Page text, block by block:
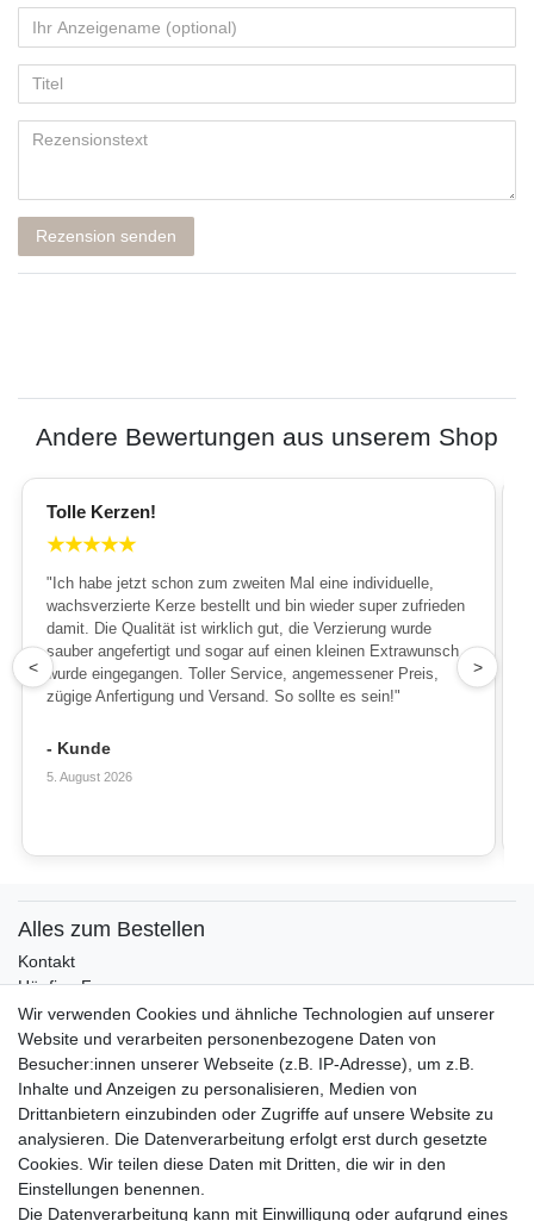
Rezension senden
Andere Bewertungen aus unserem Shop
Tolle Kerzen!
★★★★★
"Ich habe jetzt schon zum zweiten Mal eine individuelle,
wachsverzierte Kerze bestellt und bin wieder super zufrieden
damit. Die Qualität ist wirklich gut, die Verzierung wurde
sauber angefertigt und sogar auf einen kleinen Extrawunsch
wurde eingegangen. Toller Service, angemessener Preis,
zügige Anfertigung und Versand. So sollte es sein!"
- Kunde
5. August 2026
< >
Alles zum Bestellen
Kontakt
Häufige Fragen
Zahlungsmöglichkeiten
Versandbedingungen
Widerrufsrecht
Vertrag widerrufen
Über uns und unsere Kerzen
Team
Wir verwenden Cookies und ähnliche Technologien auf unserer
Website und verarbeiten personenbezogene Daten von
Besucher:innen unserer Webseite (z.B. IP-Adresse), um z.B.
Inhalte und Anzeigen zu personalisieren, Medien von
Drittanbietern einzubinden oder Zugriffe auf unsere Website zu
analysieren. Die Datenverarbeitung erfolgt erst durch gesetzte
Cookies. Wir teilen diese Daten mit Dritten, die wir in den
Einstellungen benennen.
Die Datenverarbeitung kann mit Einwilligung oder aufgrund eines